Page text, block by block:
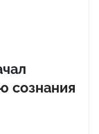
сознания